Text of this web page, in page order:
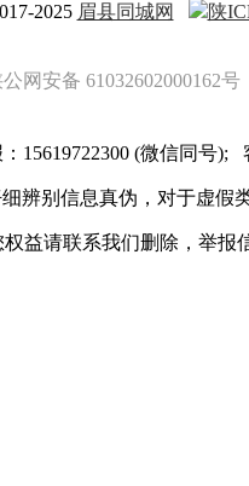
2025 眉县同城网 陕
公网安备 61032602000162号
15619722300 (微信同号);
辨别信息真伪，对于虚假
益请联系我们删除，举报